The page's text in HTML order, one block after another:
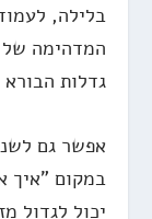
בלילה,
המדהימה של
גדלות
אפשר גם
במקום "איך
יכול לגדול